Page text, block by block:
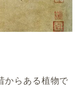
からある植物で